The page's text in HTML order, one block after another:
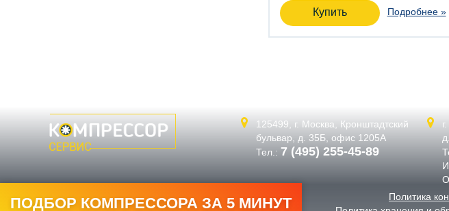
Купить Подробнее »
125499, г. Москва,
Кронштадтский
бульвар, д. 35Б, офис 1205А
Тел.: 7 (495) 255-45-89
Политика
ПОДБОР КОМПРЕССОРА ЗА 5 МИНУТ